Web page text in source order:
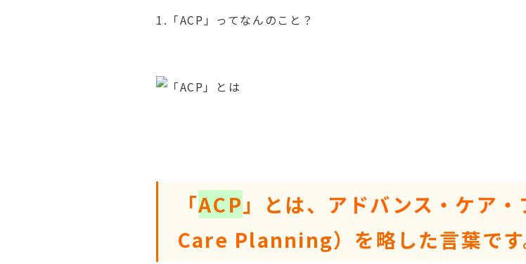
1.「ACP」ってなんのこと？
「ACP」とは、 アドバンス・ケア
Care Planning）を略した言葉です